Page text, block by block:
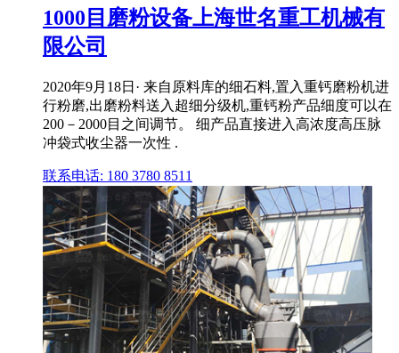
1000目磨粉设备上海世名重工机械有
限公司
2020年9月18日· 来自原料库的细石料,置入重钙磨粉机进
行粉磨,出磨粉料送入超细分级机,重钙粉产品细度可以在
200－2000目之间调节。 细产品直接进入高浓度高压脉
冲袋式收尘器一次性 .
联系电话: 180 3780 8511